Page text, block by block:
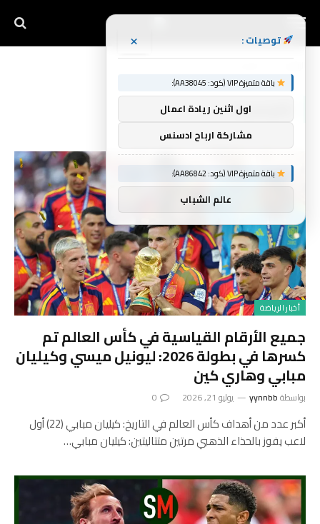
القياسية
أخبار الرياضة
جميع الأرقام القياسية في كأس العالم تم
كسرها في بطولة 2026: ليونيل ميسي وكيليان
مبابي وهاري كين
بواسطةyynnbb يوليو 21, 2026 0
أكبر عدد من أهداف كأس العالم في التاريخ: كيليان مبابي (22) أول
لاعب يفوز بالحذاء الذهبي مرتين متتاليتين: كيليان مبابي…
توصيات : ×
باقة متميزة VIP (كود: AA38045):
اول اثنين ريادة اعمال
مشاركة ارباح ادسنس
باقة متميزة VIP (كود: AA86842):
عالم الشباب